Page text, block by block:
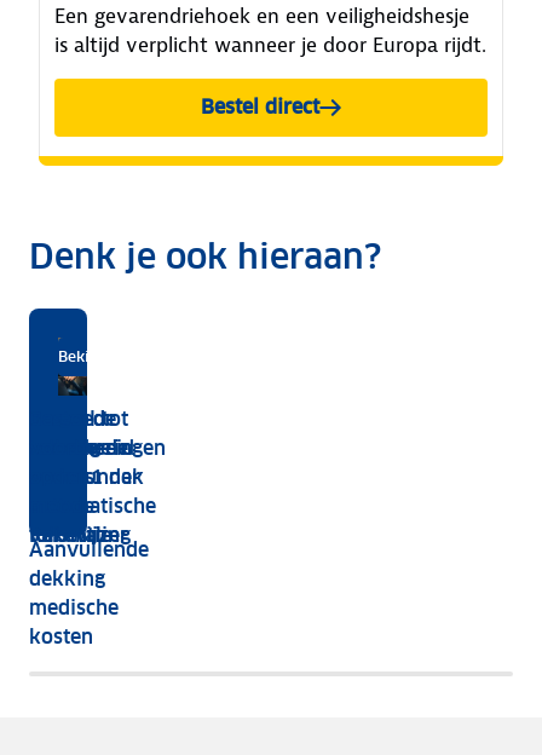
Een gevarendriehoek en een veiligheidshesje
is altijd verplicht wanneer je door Europa rijdt.
Bestel direct
Denk je ook hieraan?
Download de gratis app
Van tol tot
tanken: de
alleskunner
vakantie
Bekijk
de
aanvullende
dekking
medische
kosten
voor
als
je
Aanvullende
dekking
medische
kosten
Zorgeloos op vakantie met ANWB
verzekeringen
onder 1 dak
Ook online verkrijgbaar
Bestel de
tolbadge
automatische
tolbetaling
Bekijk per land
Ga goed
voorbereid
op reis
met de
Reiswijzer